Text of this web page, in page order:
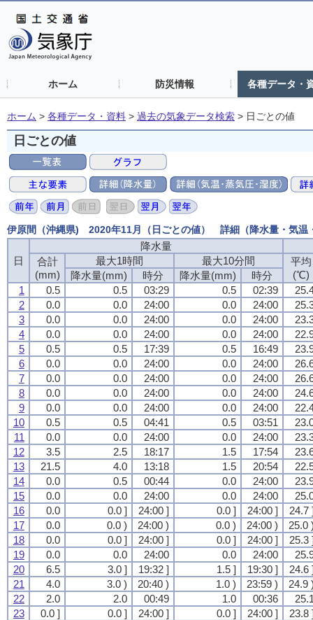
ホーム 防災情報 各種データ・
ホーム > 各種データ・資料 > 過去の気象データ検索 > 日ごとの値
日ごとの値
伊原間（沖縄県) 2020年11月（日ごとの値） 詳細（降水量・気温
日
降水量
合計
(mm)
最大1時間 最大10分間
平均
(℃)
降水量(mm) 時分 降水量(mm)
時分
1
0.5 0.5 03:29 0.5 02:39
2
0.0 0.0 24:00 0.0 24:00
3
0.0 0.0 24:00 0.0 24:00
4
0.0 0.0 24:00 0.0 24:00
5
0.5 0.5 17:39 0.5 16:49
6
0.0 0.0 24:00 0.0 24:00
7
0.0 0.0 24:00 0.0 24:00
8
0.0 0.0 24:00 0.0 24:00
9
0.0 0.0 24:00 0.0 24:00
10
0.5 0.5 04:41 0.5 03:51
11
0.0 0.0 24:00 0.0 24:00
12
3.5 2.5 18:17 1.5 17:54
13
21.5 4.0 13:18 1.5 20:54
14
0.0 0.5 00:44 0.0 24:00
15
0.0 0.0 24:00 0.0 24:00
16
0.0 0.0 ] 24:00 ] 0.0 ] 24:00 ]
24.7
17
0.0 0.0 ) 24:00 ) 0.0 ) 24:00 )
25.0
18
0.0 0.0 ] 24:00 ] 0.0 ] 24:00 ]
25.3
19
0.0 0.0 24:00 0.0 24:00
20
6.5 3.0 ] 19:32 ] 1.5 ] 19:30 ]
24.6
21
4.0 3.0 ) 20:40 ) 1.0 ) 23:59 )
24.9
22
2.0 2.0 00:49 1.0 00:36
23
0.0 ] 0.0 ] 24:00 ] 0.0 ] 24:00 ]
23.8